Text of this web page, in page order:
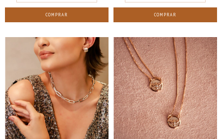
COMPRAR COMPRAR